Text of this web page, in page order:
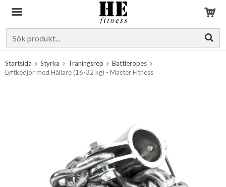
Startsida Styrka Träningsrep
Battleropes
Lyftkedjor med Hållare (16-32 kg) - Master Fitness